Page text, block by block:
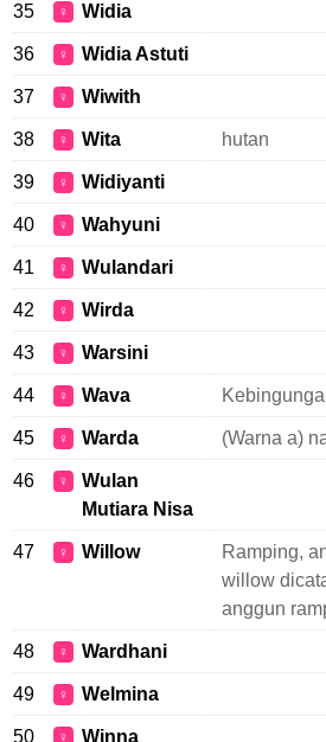
35 ♀ Widia
36 ♀ Widia Astuti
37 ♀ Wiwith
38 ♀ Wita hutan
39 ♀ Widiyanti
40 ♀ Wahyuni
41 ♀ Wulandari
42 ♀ Wirda
43 ♀ Warsini
44 ♀ Wava
45 ♀ Warda (Warna a)
46 ♀
Wulan
Mutiara Nisa
47 ♀ Willow
Ramping,
willow
anggun
48 ♀ Wardhani
49 ♀ Welmina
50 ♀ Winna